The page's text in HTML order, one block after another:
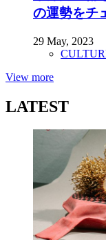
の運勢をチ
29 May, 2023
View more
LATEST